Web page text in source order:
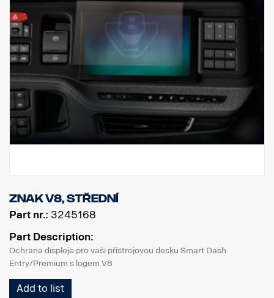
Znak V8, střední
Part nr.: 3245168
Part Description:
Ochrana displeje pro vaši přístrojovou desku Smart Dash
Entry/Premium s logem V8
Add to list